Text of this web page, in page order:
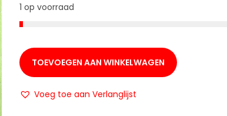
1 op voorraad
TOEVOEGEN AAN WINKELWAGEN
Voeg toe aan Verlanglijst